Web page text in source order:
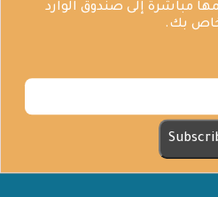
مباشرة إلى صندوق الوارد
بك.